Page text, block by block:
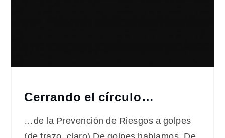
Cerrando el círculo…
…de la Prevención de Riesgos a golpes